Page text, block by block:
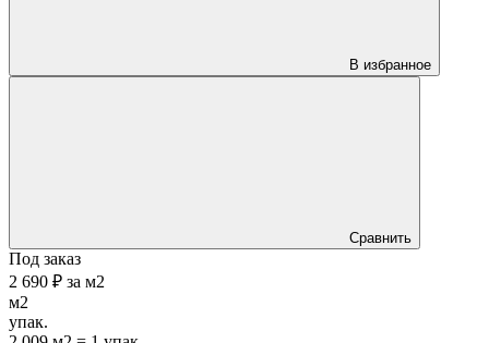
В избранное
Сравнить
Под заказ
2 690 ₽ за м2
м2
упак.